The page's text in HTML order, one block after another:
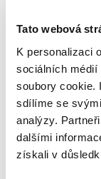
Tato webová
K personalizaci
sociálních
soubory cookie.
sdílíme se
analýzy.
dalšími
získali v
Kateřina
890,00